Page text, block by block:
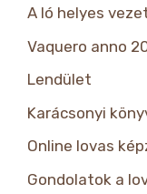
A ló helyes
Vaquero anno
Lendület
Karácsonyi
Online lovas
Gondolatok a